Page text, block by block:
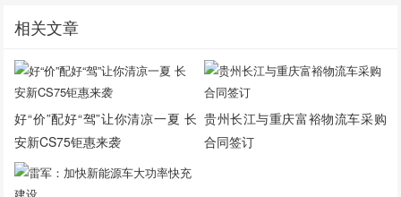
相关文章
好“价”配好“驾”让你清凉一夏 长
安新CS75钜惠来袭
贵州长江与重庆富裕物流车采购
合同签订